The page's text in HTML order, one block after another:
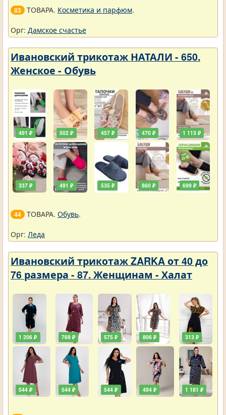
83 ТОВАРА. Косметика и парфюм.
Орг: Дамское счастье
Ивановский трикотаж НАТАЛИ - 650.
Женское - Обувь
491 ₽
337 ₽
502 ₽
491 ₽
457 ₽
535 ₽
470 ₽
860 ₽
1 113 ₽
699 ₽
44 ТОВАРА. Обувь.
Орг: Леда
Ивановский трикотаж ZARKA от 40 до
76 размера - 87. Женщинам - Халат
1 206 ₽
544 ₽
769 ₽
544 ₽
575 ₽
544 ₽
806 ₽
494 ₽
313 ₽
1 181 ₽